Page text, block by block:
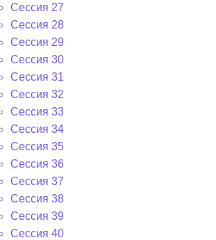
Сессия 27
Сессия 28
Сессия 29
Сессия 30
Сессия 31
Сессия 32
Сессия 33
Сессия 34
Сессия 35
Сессия 36
Сессия 37
Сессия 38
Сессия 39
Сессия 40